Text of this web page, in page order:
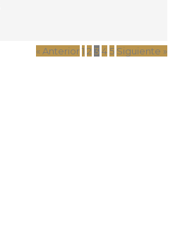
« Anterior1 2 3 45 Siguiente »